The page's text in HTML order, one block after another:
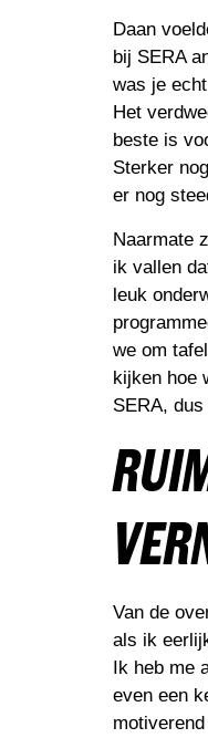
Daan
bij SERA
was je
Het
beste is
Sterker
er nog
Naarmate
ik vallen
leuk
we om
kijken hoe
SERA,
Van de
als ik
Ik heb me
even een